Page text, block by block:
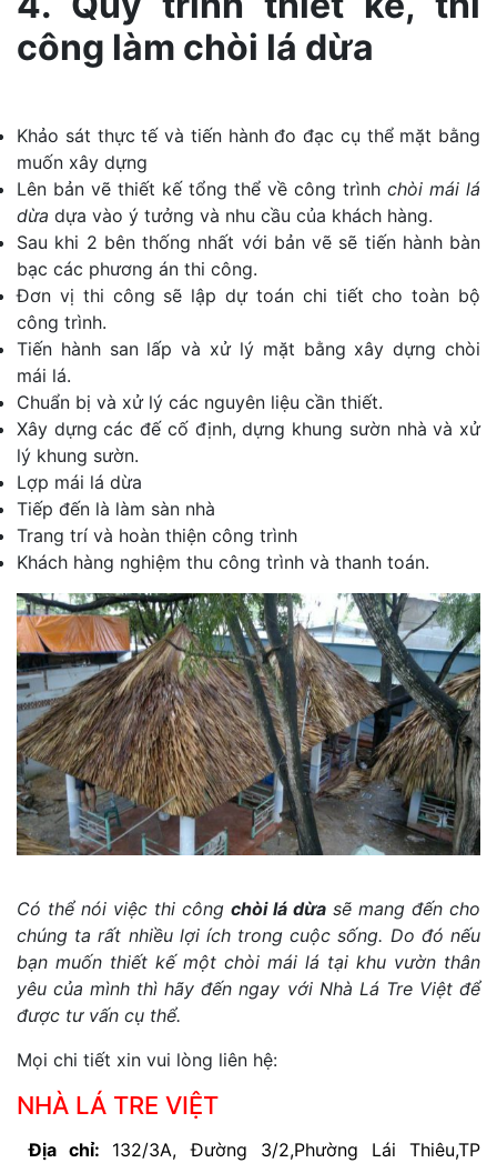
công làm chòi lá dừa
Khảo sát thực tế và tiến hành đo đạc cụ thể mặt bằng
muốn xây dựng
Lên bản vẽ thiết kế tổng thể về công trình chòi mái lá
dừa dựa vào ý tưởng và nhu cầu của khách hàng.
Sau khi 2 bên thống nhất với bản vẽ sẽ tiến hành bàn
bạc các phương án thi công.
Đơn vị thi công sẽ lập dự toán chi tiết cho toàn bộ
công trình.
Tiến hành san lấp và xử lý mặt bằng xây dựng chòi
mái lá.
Chuẩn bị và xử lý các nguyên liệu cần thiết.
Xây dựng các đế cố định, dựng khung sườn nhà và xử
lý khung sườn.
Lợp mái lá dừa
Tiếp đến là làm sàn nhà
Trang trí và hoàn thiện công trình
Khách hàng nghiệm thu công trình và thanh toán.
Có thể nói việc thi công chòi lá dừa sẽ mang đến cho
chúng ta rất nhiều lợi ích trong cuộc sống. Do đó nếu
bạn muốn thiết kế một chòi mái lá tại khu vườn thân
yêu của mình thì hãy đến ngay với Nhà Lá Tre Việt để
được tư vấn cụ thể.
Mọi chi tiết xin vui lòng liên hệ:
NHÀ LÁ TRE VIỆT
Địa chỉ: 132/3A, Đường 3/2,Phường Lái Thiêu,TP